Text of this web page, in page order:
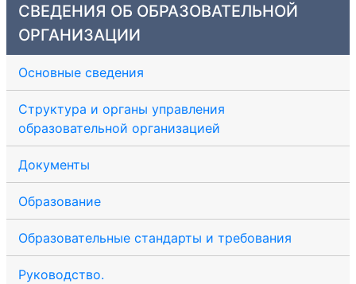
СВЕДЕНИЯ ОБ ОБРАЗОВАТЕЛЬНОЙ
ОРГАНИЗАЦИИ
Основные сведения
Структура и органы управления
образовательной организацией
Документы
Образование
Образовательные стандарты и требования
Руководство.